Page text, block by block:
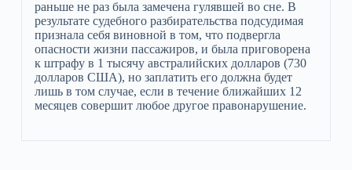
раньше не раз была замечена гулявшей во сне. В
результате судебного разбирательства подсудимая
признала себя виновной в том, что подвергла
опасности жизни пассажиров, и была приговорена
к штрафу в 1 тысячу австралийских долларов (730
долларов США), но заплатить его должна будет
лишь в том случае, если в течение ближайших 12
месяцев совершит любое другое правонарушение.